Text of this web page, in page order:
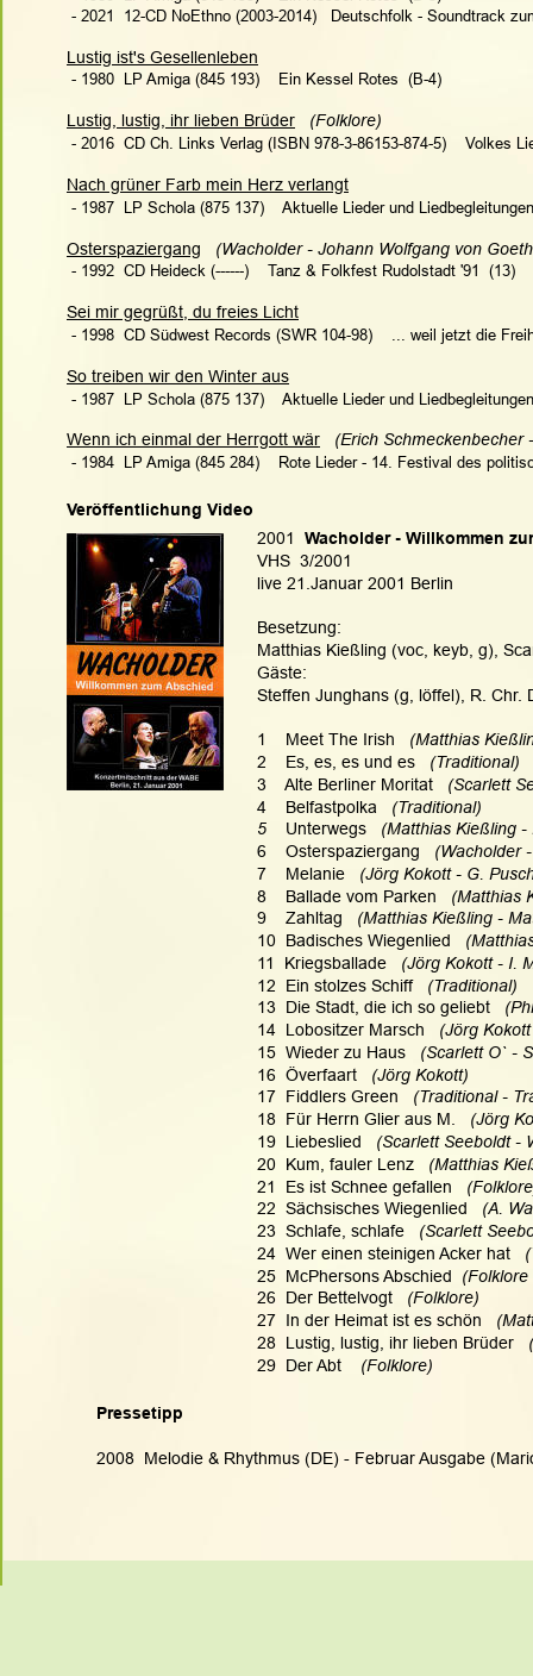
- 2021  12-CD NoEthno (2003-2014)   Deutschfolk - Soundtrack
Lustig ist's Gesellenleben
- 1980  LP Amiga (845 193)    Ein Kessel Rotes  (B-4)
Lustig, lustig, ihr lieben Brüder
(Folklore)
- 2016  CD Ch. Links Verlag (ISBN 978-3-86153-874-5)    Volkes
Nach grüner Farb mein Herz verlangt
- 1987  LP Schola (875 137)    Aktuelle Lieder und
Osterspaziergang
(Wacholder - Johann Wolfgang von
- 1992  CD Heideck (------)    Tanz & Folkfest Rudolstadt '91  (13)
Sei mir gegrüßt, du freies Licht
- 1998  CD Südwest Records (SWR 104-98)    ... weil jetzt die
So treiben wir den Winter aus
- 1987  LP Schola (875 137)    Aktuelle Lieder und
Wenn ich einmal der Herrgott wär
(Erich Schmeckenbecher
- 1984  LP Amiga (845 284)    Rote Lieder - 14. Festival des
Veröffentlichung Video
2001 Wacholder - Willkommen
VHS  3/2001
live 21.Januar 2001 Berlin
Besetzung:
Matthias Kießling (voc, keyb, g),
Gäste:
Steffen Junghans (g, löffel), R. Chr.
1    Meet The Irish
(Matthias
2    Es, es, es und es
(Traditional)
3    Alte Berliner Moritat
(Scarlett
4    Belfastpolka
(Traditional)
5 Unterwegs
(Matthias Kießling
6    Osterspaziergang
(Wacholder
7    Melanie
(Jörg Kokott - G.
8    Ballade vom Parken
(Matthias
9    Zahltag
(Matthias Kießling -
10
Badisches Wiegenlied
11  Kriegsballade
(Jörg Kokott - I.
12  Ein stolzes Schiff
(Traditional)
13 Die Stadt, die ich so geliebt
14  Lobositzer Marsch
(Jörg
15  Wieder zu Haus
(Scarlett O` -
16  Överfaart
(Jörg Kokott)
17  Fiddlers Green
(Traditional -
18  Für Herrn Glier aus M.
(Jörg
19  Liebeslied
(Scarlett Seeboldt -
20  Kum, fauler Lenz (Matthias
21  Es ist Schnee gefallen
22  Sächsisches Wiegenlied (A.
23 Schlafe, schlafe
(Scarlett
24  Wer einen steinigen Acker hat
25  McPhersons Abschied
26  Der Bettelvogt (Folklore)
27  In der Heimat ist es schön
28  Lustig, lustig, ihr lieben Brüder
29  Der Abt (Folklore)
Pressetipp
2008  Melodie & Rhythmus (DE) - Februar Ausgabe